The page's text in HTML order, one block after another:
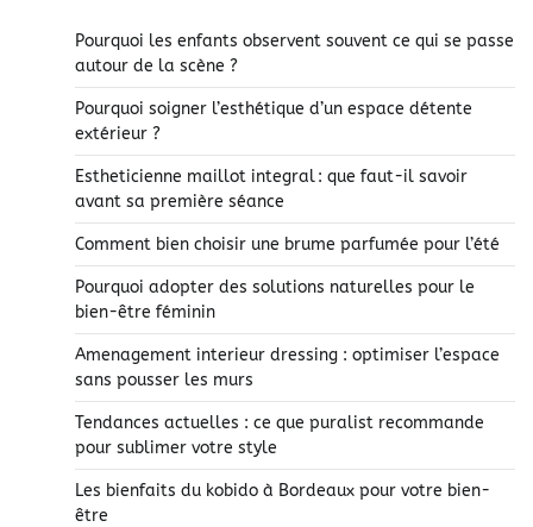
Pourquoi les enfants observent souvent ce qui se passe
autour de la scène ?
Pourquoi soigner l’esthétique d’un espace détente
extérieur ?
Estheticienne maillot integral : que faut-il savoir
avant sa première séance
Comment bien choisir une brume parfumée pour l’été
Pourquoi adopter des solutions naturelles pour le
bien-être féminin
Amenagement interieur dressing : optimiser l’espace
sans pousser les murs
Tendances actuelles : ce que puralist recommande
pour sublimer votre style
Les bienfaits du kobido à Bordeaux pour votre bien-
être